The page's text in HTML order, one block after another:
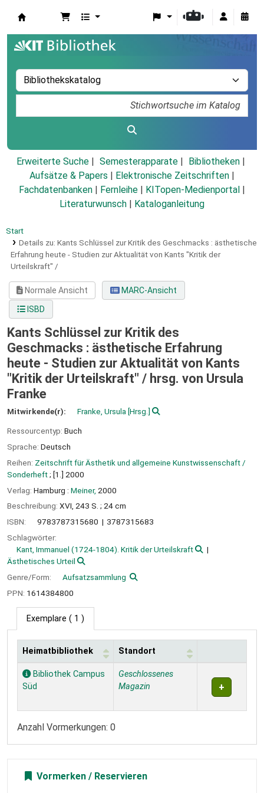
Erweiterte Suche Semesterapparate
Bibliotheken
Aufsätze & Papers
Elektronische Zeitschriften
Fachdatenbanken
Fernleihe KITopen-Medienportal
Literaturwunsch
Kataloganleitung
Start
Details zu: Kants Schlüssel zur Kritik des Geschmacks : ästhetische
Erfahrung heute - Studien zur Aktualität von Kants "Kritik der
Urteilskraft" /
Normale Ansicht
MARC-Ansicht
ISBD
Kants Schlüssel zur Kritik des
Geschmacks : ästhetische Erfahrung
heute - Studien zur Aktualität von Kants
"Kritik der Urteilskraft" / hrsg. von Ursula
Franke
Mitwirkende(r): Franke, Ursula [Hrsg.]
Ressourcentyp: Buch
Sprache: Deutsch
Reihen: Zeitschrift für Ästhetik und allgemeine Kunstwissenschaft /
Sonderheft; [1.] 2000
Verlag: Hamburg : Meiner, 2000
Beschreibung: XVI, 243 S. ; 24 cm
ISBN:
9783787315680
3787315683
Schlagwörter:
Kant, Immanuel (1724-1804). Kritik der Urteilskraft
Ästhetisches Urteil
Genre/Form:
Aufsatzsammlung
PPN: 1614384800
Exemplare ( 1 )
Exemplare
Heimatbibliothek Standort
Bibliothek Campus
Süd
Geschlossenes
Magazin
Anzahl Vormerkungen: 0
Vormerken